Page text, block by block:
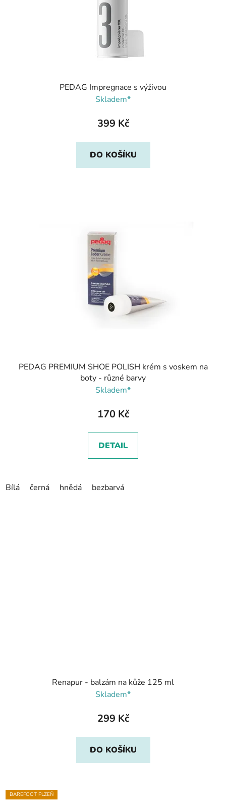
PEDAG Impregnace s výživou
Skladem*
399 Kč
DO KOŠÍKU
PEDAG PREMIUM SHOE POLISH krém s voskem na
boty - různé barvy
Skladem*
170 Kč
DETAIL
Bílá černá hnědá bezbarvá
Renapur - balzám na kůže 125 ml
Skladem*
299 Kč
DO KOŠÍKU
BAREFOOT PLZEŇ